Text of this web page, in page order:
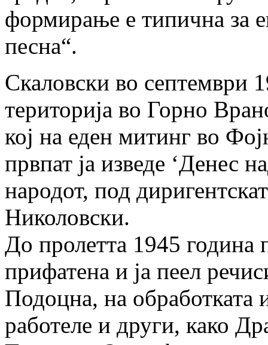
формирање е типична за
песна“.
Скаловски во септември
територија во Горно
кој на еден митинг во
првпат ја изведе ‘Денес
народот, под
Николовски.
До пролетта 1945 година
прифатена и ја пеел
Подоцна, на обработката
работеле и други, како